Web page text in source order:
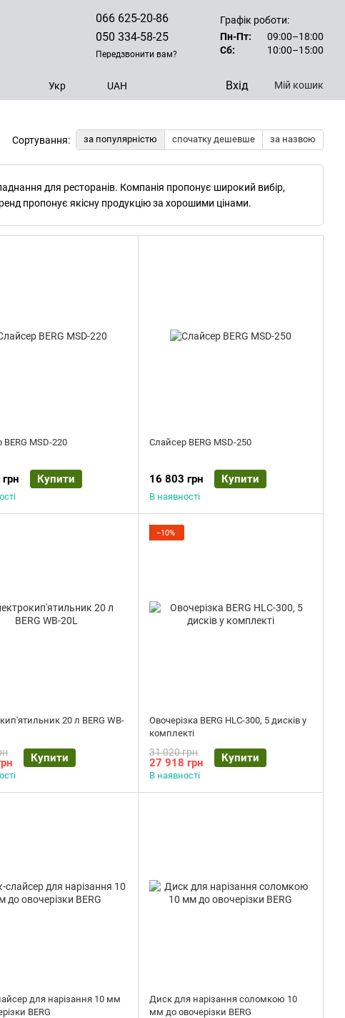
066 625-20-86
050 334-58-25
Передзвонити вам?
Графік роботи:
Пн-Пт:
09:00–18:00
Сб:
10:00–15:00
Укр UAH Вхід Мій кошик
Сортування: за популярністю спочатку дешевше за назвою
для ресторанів. Компанія пропонує широкий вибір,
пропонує якісну продукцію за хорошими цінами.
MSD-220
Купити
Слайсер BERG MSD-250
16 803 грн Купити
В наявності
20 л BERG WB-
Купити
−10%
Овочерізка BERG HLC-300, 5 дисків у
комплекті
31 020 грн
27 918 грн Купити
В наявності
для нарізання 10 мм
BERG
Диск для нарізання соломкою 10
мм до овочерізки BERG